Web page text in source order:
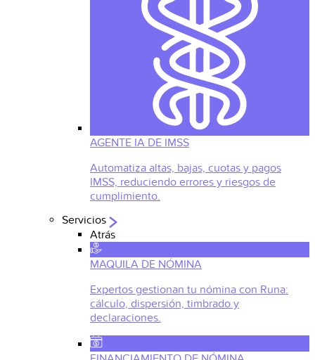
AGENTE IA DE IMSS
Automatiza altas, bajas, cuotas y pagos
IMSS, reduciendo errores y riesgos de
cumplimiento.
Servicios
Atrás
MAQUILA DE NÓMINA
Expertos gestionan tu nómina con Runa:
cálculo, dispersión, timbrado y
declaraciones.